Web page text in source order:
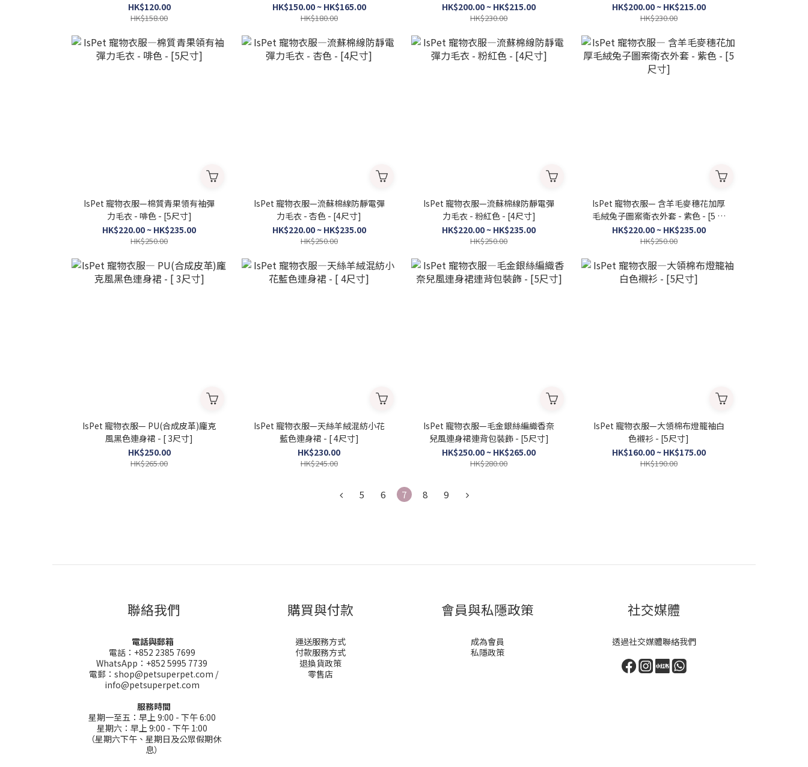
HK$120.00
HK$158.00
HK$150.00 ~ HK$165.00
HK$180.00
HK$200.00 ~ HK$215.00
HK$230.00
HK$200.00 ~ HK$215.00
HK$230.00
IsPet 寵物衣服—棉質青果領有袖彈
力毛衣 - 啡色 - [5尺寸]
HK$220.00 ~ HK$235.00
HK$250.00
IsPet 寵物衣服—流蘇棉線防靜電彈
力毛衣 - 杏色 - [4尺寸]
HK$220.00 ~ HK$235.00
HK$250.00
IsPet 寵物衣服—流蘇棉線防靜電彈
力毛衣 - 粉紅色 - [4尺寸]
HK$220.00 ~ HK$235.00
HK$250.00
IsPet 寵物衣服— 含羊毛麥穗花加厚
毛絨兔子圖案衛衣外套 - 紫色 - [5 尺
寸]
HK$220.00 ~ HK$235.00
HK$250.00
IsPet 寵物衣服— PU(合成皮革)龐克
風黑色連身裙 - [ 3尺寸]
HK$250.00
HK$265.00
IsPet 寵物衣服—天絲羊絨混紡小花
藍色連身裙 - [ 4尺寸]
HK$230.00
HK$245.00
IsPet 寵物衣服—毛金銀絲編織香奈
兒風連身裙連背包裝飾 - [5尺寸]
HK$250.00 ~ HK$265.00
HK$280.00
IsPet 寵物衣服—大領棉布燈籠袖白
色襯衫 - [5尺寸]
HK$160.00 ~ HK$175.00
HK$190.00
5 6 7 8 9
聯絡我們
電話與郵箱
電話：+852 2385 7699
WhatsApp：+852 5995 7739
電郵：shop@petsuperpet.com /
info@petsuperpet.com
服務時間
星期一至五：早上 9:00 - 下午 6:00
星期六：早上 9:00 - 下午 1:00
（星期六下午、星期日及公眾假期休
息）
購買與付款
運送服務方式
付款服務方式
退換貨政策
零售店
會員與私隱政策
成為會員
私隱政策
社交媒體
透過社交媒體聯絡我們